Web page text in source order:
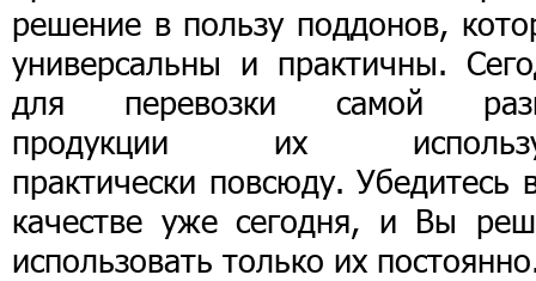
решение в пользу поддонов,
универсальны и практичны.
для перевозки самой
продукции их
практически повсюду. Убедитесь
качестве уже сегодня, и Вы
использовать только их